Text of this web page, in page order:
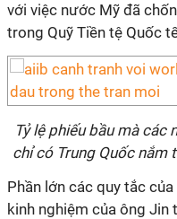
với việc nước Mỹ đã
trong Quỹ Tiền tệ Quốc
Tỷ lệ phiếu bầu mà các
chỉ có Trung Quốc nắm
Phần lớn các quy tắc
kinh nghiệm của ông Jin